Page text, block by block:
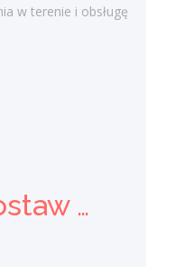
w terenie i obsługę
Pracownik Działu Dostaw (K/M)